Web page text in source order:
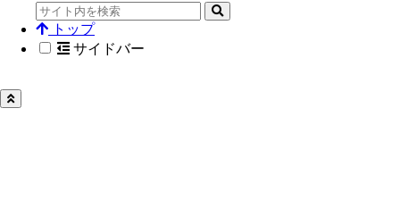
トップ
サイドバー